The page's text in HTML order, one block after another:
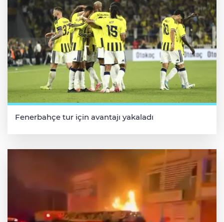
Fenerbahçe tur için avantajı yakaladı